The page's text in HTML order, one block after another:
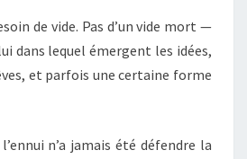
de vide. Pas d’un vide mort —
dans lequel émergent les idées,
et parfois une certaine forme
n’a jamais été défendre la